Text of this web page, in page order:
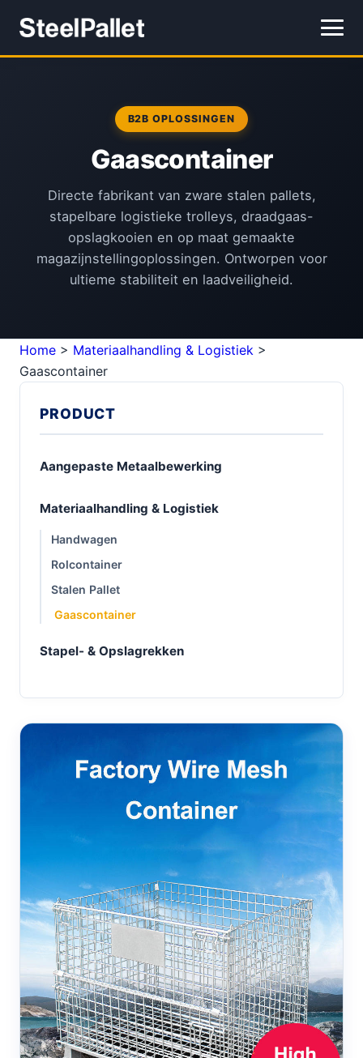
B2B OPLOSSINGEN
Gaascontainer
Directe fabrikant van zware stalen pallets,
stapelbare logistieke trolleys, draadgaas-
opslagkooien en op maat gemaakte
magazijnstellingoplossingen. Ontworpen voor
ultieme stabiliteit en laadveiligheid.
Home > Materiaalhandling & Logistiek >
Gaascontainer
PRODUCT
Aangepaste Metaalbewerking
Materiaalhandling & Logistiek
Handwagen
Rolcontainer
Stalen Pallet
Gaascontainer
Stapel- & Opslagrekken